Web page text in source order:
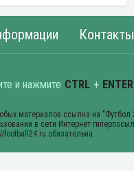
Контакты